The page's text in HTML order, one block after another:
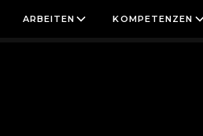
ARBEITEN KOMPETENZEN
DIE TOTALE – WAS BEDEUTET